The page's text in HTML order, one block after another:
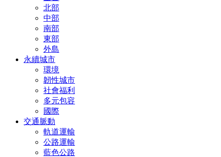
北部
中部
南部
東部
外島
永續城市
環境
韌性城市
社會福利
多元包容
國際
交通脈動
軌道運輸
公路運輸
藍色公路